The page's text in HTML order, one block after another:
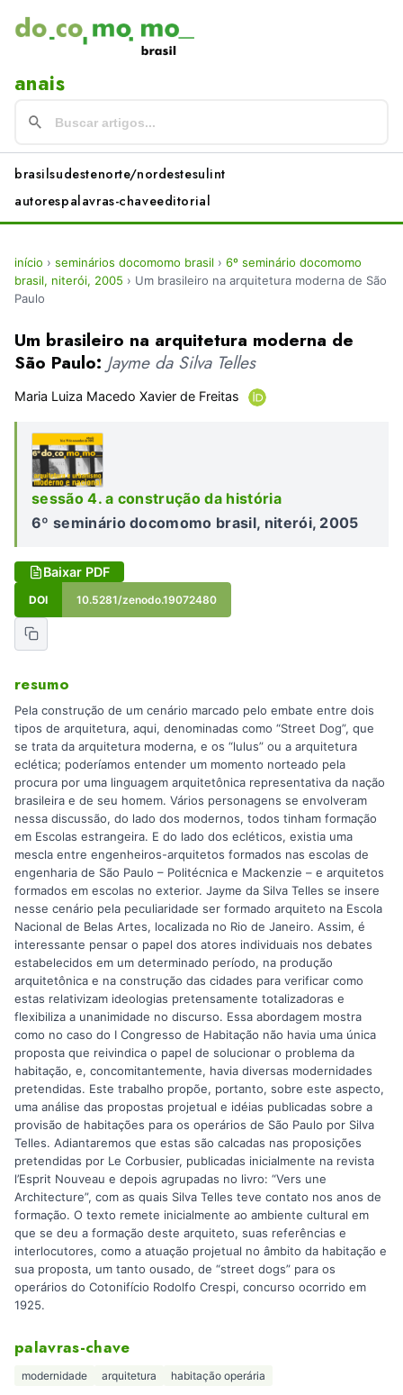
anais
brasilsudestenorte/nordestesulint
autorespalavras-chaveeditorial
início › seminários docomomo brasil › 6º seminário docomomo
brasil, niterói, 2005 › Um brasileiro na arquitetura moderna de São
Paulo
Um brasileiro na arquitetura moderna de
São Paulo: Jayme da Silva Telles
Maria Luiza Macedo Xavier de Freitas
sessão 4. a construção da história
6º seminário docomomo brasil, niterói, 2005
Baixar PDF
DOI 10.5281/zenodo.19072480
resumo
Pela construção de um cenário marcado pelo embate entre dois
tipos de arquitetura, aqui, denominadas como “Street Dog”, que
se trata da arquitetura moderna, e os “lulus” ou a arquitetura
eclética; poderíamos entender um momento norteado pela
procura por uma linguagem arquitetônica representativa da nação
brasileira e de seu homem. Vários personagens se envolveram
nessa discussão, do lado dos modernos, todos tinham formação
em Escolas estrangeira. E do lado dos ecléticos, existia uma
mescla entre engenheiros-arquitetos formados nas escolas de
engenharia de São Paulo – Politécnica e Mackenzie – e arquitetos
formados em escolas no exterior. Jayme da Silva Telles se insere
nesse cenário pela peculiaridade ser formado arquiteto na Escola
Nacional de Belas Artes, localizada no Rio de Janeiro. Assim, é
interessante pensar o papel dos atores individuais nos debates
estabelecidos em um determinado período, na produção
arquitetônica e na construção das cidades para verificar como
estas relativizam ideologias pretensamente totalizadoras e
flexibiliza a unanimidade no discurso. Essa abordagem mostra
como no caso do I Congresso de Habitação não havia uma única
proposta que reivindica o papel de solucionar o problema da
habitação, e, concomitantemente, havia diversas modernidades
pretendidas. Este trabalho propõe, portanto, sobre este aspecto,
uma análise das propostas projetual e idéias publicadas sobre a
provisão de habitações para os operários de São Paulo por Silva
Telles. Adiantaremos que estas são calcadas nas proposições
pretendidas por Le Corbusier, publicadas inicialmente na revista
l’Esprit Nouveau e depois agrupadas no livro: “Vers une
Architecture”, com as quais Silva Telles teve contato nos anos de
formação. O texto remete inicialmente ao ambiente cultural em
que se deu a formação deste arquiteto, suas referências e
interlocutores, como a atuação projetual no âmbito da habitação e
sua proposta, um tanto ousado, de “street dogs” para os
operários do Cotonifício Rodolfo Crespi, concurso ocorrido em
1925.
palavras-chave
modernidade arquitetura habitação operária